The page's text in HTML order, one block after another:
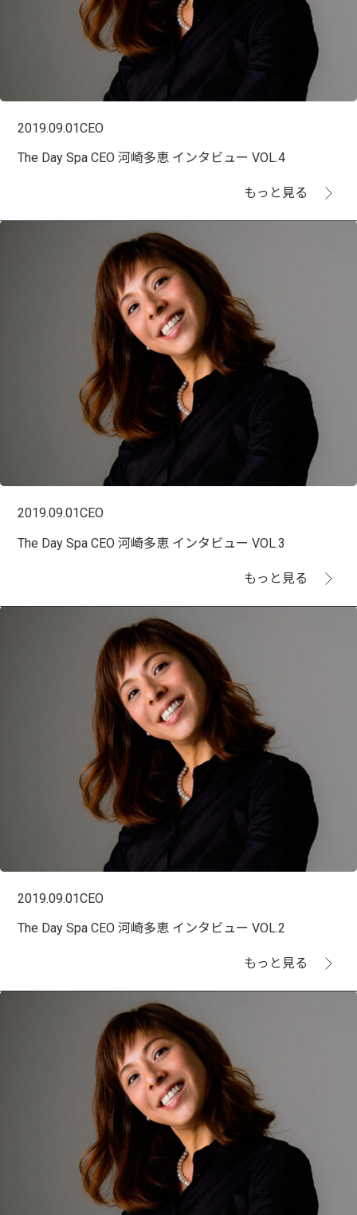
2019.09.01CEO
The Day Spa CEO 河崎多恵 インタビュー VOL.4
もっと見る
2019.09.01CEO
The Day Spa CEO 河崎多恵 インタビュー VOL.3
もっと見る
2019.09.01CEO
The Day Spa CEO 河崎多恵 インタビュー VOL.2
もっと見る